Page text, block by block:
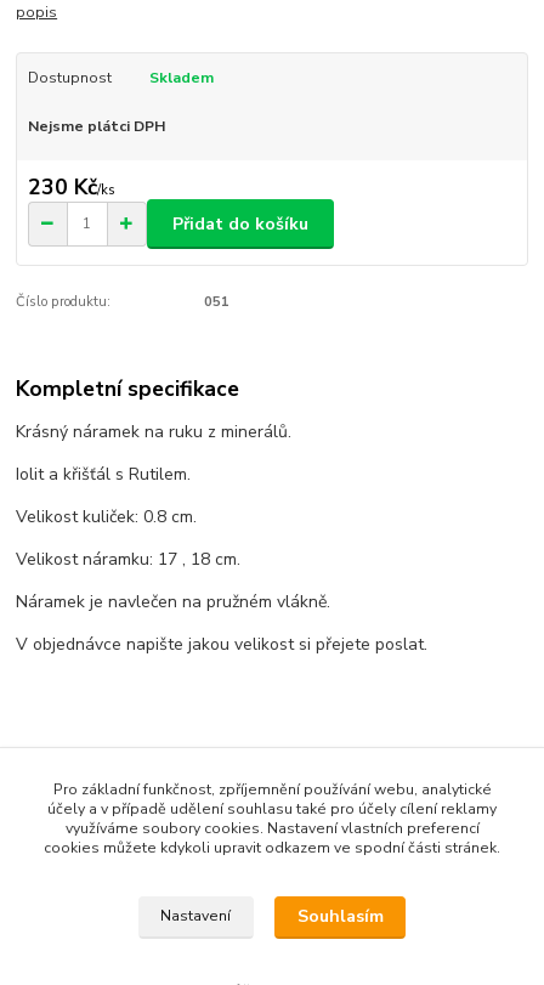
popis
Dostupnost Skladem
Nejsme plátci DPH
230 Kč/ks
Přidat do košíku
Číslo produktu: 051
Kompletní specifikace
Krásný náramek na ruku z minerálů.
Iolit a křišťál s Rutilem.
Velikost kuliček: 0.8 cm.
Velikost náramku: 17 , 18 cm.
Náramek je navlečen na pružném vlákně.
V objednávce napište jakou velikost si přejete poslat.
Zboží zařazeno v kategoriích
ŠPERKY Z MINERÁLŮ
Náramky z minerálů
Pro základní funkčnost, zpříjemnění používání webu, analytické
účely a v případě udělení souhlasu také pro účely cílení reklamy
využíváme soubory cookies. Nastavení vlastních preferencí
cookies můžete kdykoli upravit odkazem ve spodní části stránek.
Nastavení Souhlasím